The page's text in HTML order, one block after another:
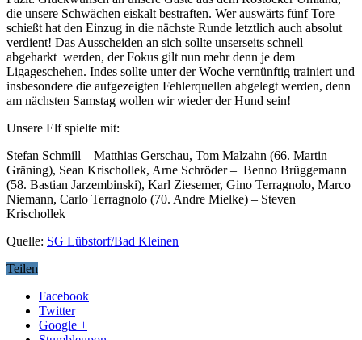
die unsere Schwächen eiskalt bestraften. Wer auswärts fünf Tore
schießt hat den Einzug in die nächste Runde letztlich auch absolut
verdient! Das Ausscheiden an sich sollte unserseits schnell
abgeharkt werden, der Fokus gilt nun mehr denn je dem
Ligageschehen. Indes sollte unter der Woche vernünftig trainiert und
insbesondere die aufgezeigten Fehlerquellen abgelegt werden, denn
am nächsten Samstag wollen wir wieder der Hund sein!
Unsere Elf spielte mit:
Stefan Schmill – Matthias Gerschau, Tom Malzahn (66. Martin
Gräning), Sean Krischollek, Arne Schröder – Benno Brüggemann
(58. Bastian Jarzembinski), Karl Ziesemer, Gino Terragnolo, Marco
Niemann, Carlo Terragnolo (70. Andre Mielke) – Steven
Krischollek
Quelle: SG Lübstorf/Bad Kleinen
Teilen
Facebook
Twitter
Google +